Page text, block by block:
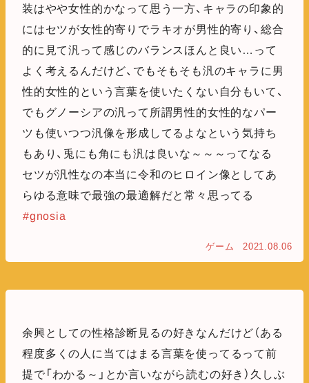
装はやや女性的かなって思う一方、キャラの印象的
にはセツが女性的寄りでラキオが男性的寄り、総合
的に見て汎って感じのバランスほんと良い…って
よく考えるんだけど、でもそもそも汎のキャラに男
性的女性的という言葉を使いたくない自分もいて、
でもグノーシアの汎って所謂男性的女性的なパー
ツも使いつつ汎像を形成してるよなという気持ち
もあり、兎にも角にも汎は良いな～～～ってなる
セツが汎性なの本当に令和のヒロイン像としてあ
らゆる意味で最強の最適解だと常々思ってる
#gnosia
ゲーム 2021.08.06
余興としての性格診断見るの好きなんだけど（ある
程度多くの人に当てはまる言葉を使ってるって前
提で「わかる～」とか言いながら読むの好き）久しぶ